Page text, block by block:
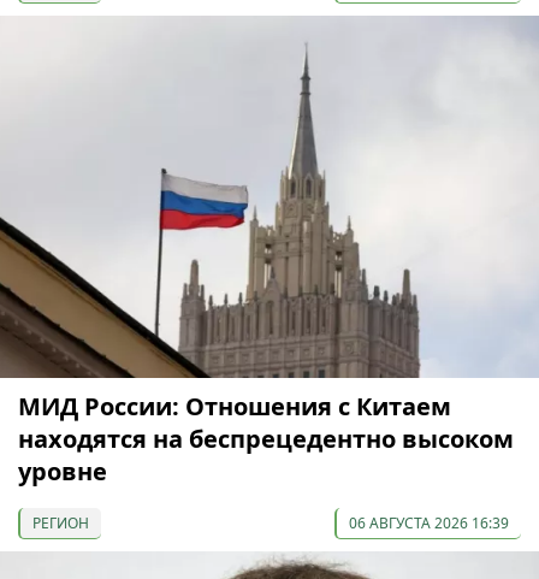
МИД России: Отношения с Китаем
находятся на беспрецедентно высоком
уровне
РЕГИОН 06 АВГУСТА 2026 16:39